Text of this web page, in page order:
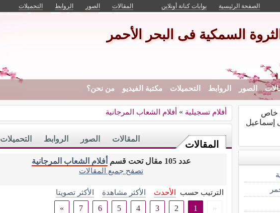
الصفحة الرئيسية بوابات كنانة أونلاين المقالات الصور الروابط التحميلات
الثروة السمكية فى البحر الأحمر
الصور الروابط التحميلات مكتبة الفيديو من نحن؟
أفلام تسجيلية » أفلام الشعاب المرجانية
المقالات
التحميلات الروابط الصور المقالات
عدد 105 مقال تحت قسم
أفلام الشعاب المرجانية
تصفح جميع المقالات
الترتيب حسب الأحدث الأكثر مشاهدة
الأكثر تصويتا
«
1
2
3
4
5
6
7
»
خاص
إسماعيل